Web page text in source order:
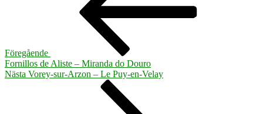
Föregående
Fornillos de Aliste – Miranda do Douro
Nästa
Nästa Vorey-sur-Arzon – Le Puy-en-Velay